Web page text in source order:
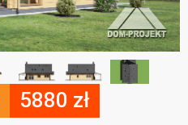
5880 zł